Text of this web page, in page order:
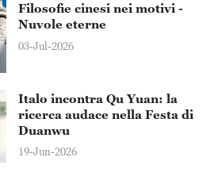
Filosofie cinesi nei motivi -
Nuvole eterne
03-Jul-2026
Italo incontra Qu Yuan: la
ricerca audace nella Festa di
Duanwu
19-Jun-2026